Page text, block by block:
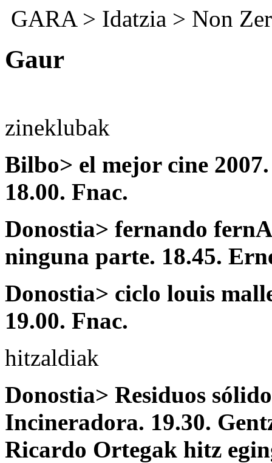
GARA> Idatzia > Non Zer
Gaur
zineklubak
Bilbo> el mejor cine
18.00. Fnac.
Donostia> fernando
ninguna parte. 18.45.
Donostia> ciclo louis
19.00. Fnac.
hitzaldiak
Donostia> Residuos
Incineradora. 19.30.
Ricardo Ortegak hitz